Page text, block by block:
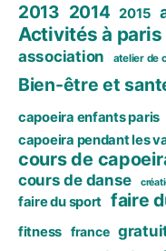
2013 2014 2015
Activités à paris
association atelier de
Bien-être et
capoeira enfants paris
capoeira pendant les
cours de
cours de danse
faire du sport faire
fitness france